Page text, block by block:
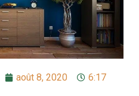
août 8, 2020 6:17